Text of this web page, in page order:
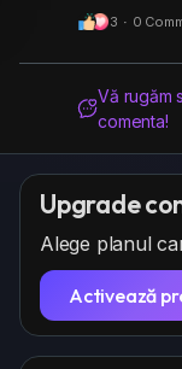
și implicare
învățăm
scrie-mi în
pe
3 · 0
Vă rugăm
comenta!
Upgrade
Alege planul
Activează